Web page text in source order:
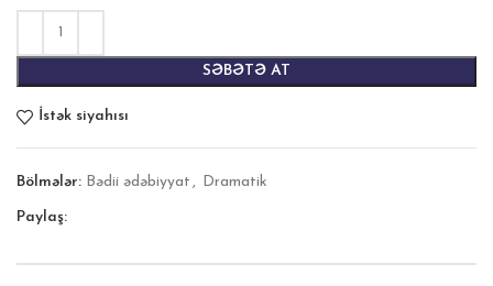
SƏBƏTƏ AT
İstək siyahısı
Bölmələr: Bədii ədəbiyyat , Dramatik
Paylaş: